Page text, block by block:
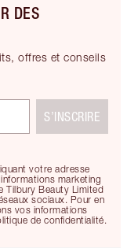
DES
offres et conseils
votre adresse
marketing
Tilbury Beauty Limited
sociaux. Pour en
vos informations
de confidentialité.
S’INSCRIRE